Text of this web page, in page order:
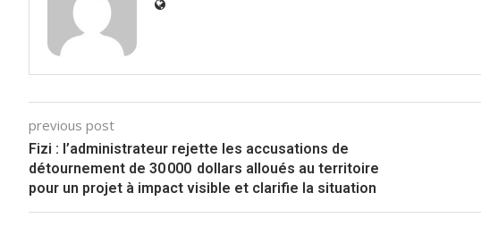
previous post
Fizi : l’administrateur rejette les accusations de
détournement de 30 000 dollars alloués au territoire
pour un projet à impact visible et clarifie la situation